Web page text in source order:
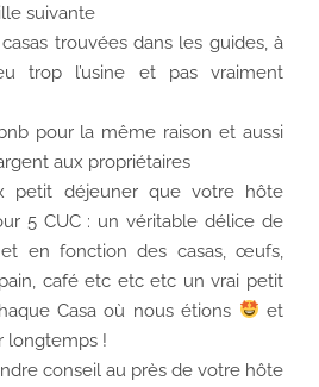
suivante
trouvées dans les guides, à
trop l’usine et pas vraiment
pour la même raison et aussi
aux propriétaires
petit déjeuner que votre hôte
5 CUC : un véritable délice de
en fonction des casas, œufs,
café etc etc etc un vrai petit
Casa où nous étions
et
longtemps !
conseil au près de votre hôte